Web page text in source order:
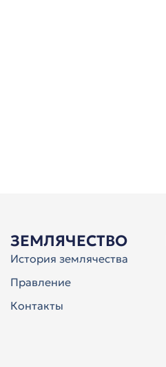
ЗЕМЛЯЧЕСТВО
История землячества
Правление
Контакты